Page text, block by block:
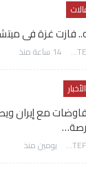
فازت غزة فى
AWATEF ABDELHAMED 14 ساعة منذ
مع إيران
AWATEF ABDELHAMED يومين منذ